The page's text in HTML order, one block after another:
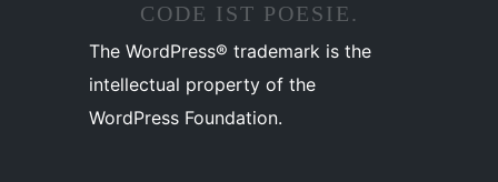
CODE IST POESIE.
The WordPress® trademark is the
intellectual property of the
WordPress Foundation.